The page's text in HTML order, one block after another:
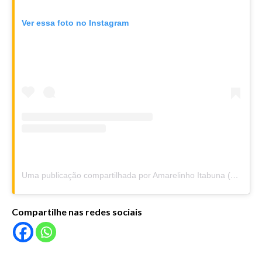
Ver essa foto no Instagram
Uma publicação compartilhada por Amarelinho Itabuna (@amarelinhoitabuna)
Compartilhe nas redes sociais